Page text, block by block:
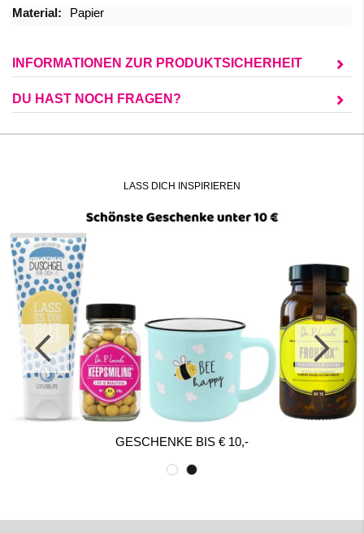
Papier
INFORMATIONEN ZUR PRODUKTSICHERHEIT
DU HAST NOCH FRAGEN?
LASS DICH INSPIRIEREN
GESCHENKE BIS € 10,-